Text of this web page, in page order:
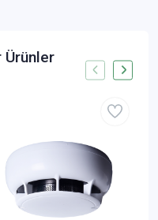
Ürünler